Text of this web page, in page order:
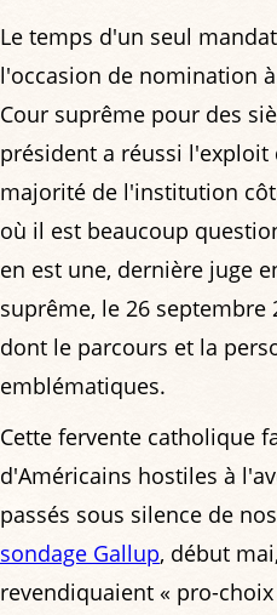
Le temps d'un seul
l'occasion de nomination
Cour suprême pour des
président a réussi l'exploit
majorité de l'institution
où il est beaucoup
en est une, dernière juge
suprême, le 26 septembre
dont le parcours et la
emblématiques.
Cette fervente catholique
d'Américains hostiles à
passés sous silence de
sondage Gallup, début
revendiquaient « pro-